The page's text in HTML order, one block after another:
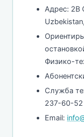
Адрес: 2B
Физико-
Служба
237-60-52
Email: